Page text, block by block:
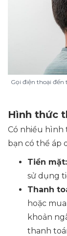
Gọi điện thoại đến
Hình thức
Có nhiều hình
bạn có thể áp
Tiền mặt:
sử dụng
Thanh
hoặc
khoản
thanh